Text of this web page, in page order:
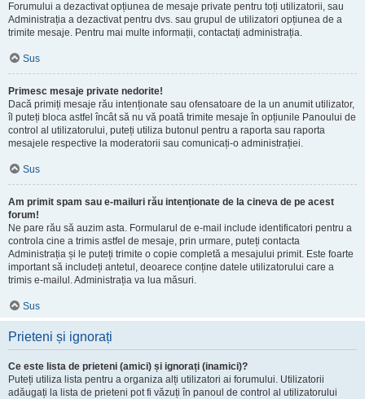
Forumului a dezactivat opțiunea de mesaje private pentru toți utilizatorii, sau
Administrația a dezactivat pentru dvs. sau grupul de utilizatori opțiunea de a
trimite mesaje. Pentru mai multe informații, contactați administrația.
Sus
Primesc mesaje private nedorite!
Dacă primiți mesaje rău intenționate sau ofensatoare de la un anumit utilizator,
îl puteți bloca astfel încât să nu vă poată trimite mesaje în opțiunile Panoului de
control al utilizatorului, puteți utiliza butonul pentru a raporta sau raporta
mesajele respective la moderatorii sau comunicați-o administrației.
Sus
Am primit spam sau e-mailuri rău intenționate de la cineva de pe acest
forum!
Ne pare rău să auzim asta. Formularul de e-mail include identificatori pentru a
controla cine a trimis astfel de mesaje, prin urmare, puteți contacta
Administrația și le puteți trimite o copie completă a mesajului primit. Este foarte
important să includeți antetul, deoarece conține datele utilizatorului care a
trimis e-mailul. Administrația va lua măsuri.
Sus
Prieteni și ignorați
Ce este lista de prieteni (amici) și ignorați (inamici)?
Puteți utiliza lista pentru a organiza alți utilizatori ai forumului. Utilizatorii
adăugați la lista de prieteni pot fi văzuți în panoul de control al utilizatorului